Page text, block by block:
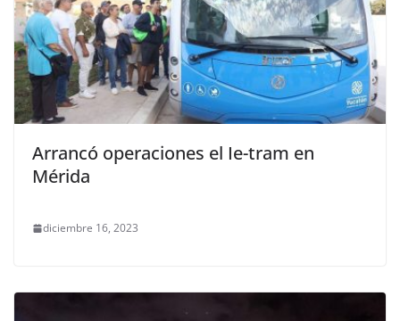
Arrancó operaciones el Ie-tram en
Mérida
diciembre 16, 2023